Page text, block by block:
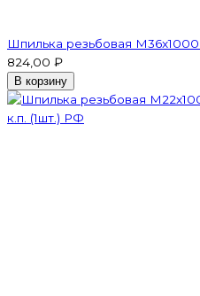
Шпилька резьбовая
824,00 ₽
В корзину